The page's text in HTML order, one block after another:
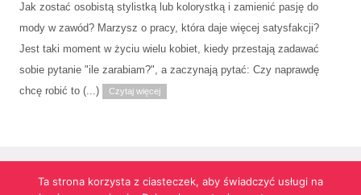
Jak zostać osobistą stylistką lub kolorystką i zamienić pasję do
mody w zawód? Marzysz o pracy, która daje więcej satysfakcji?
Jest taki moment w życiu wielu kobiet, kiedy przestają zadawać
sobie pytanie "ile zarabiam?", a zaczynają pytać: Czy naprawdę
chcę robić to (...)
Czytaj więcej
Ta strona korzysta z ciasteczek, aby świadczyć usługi na